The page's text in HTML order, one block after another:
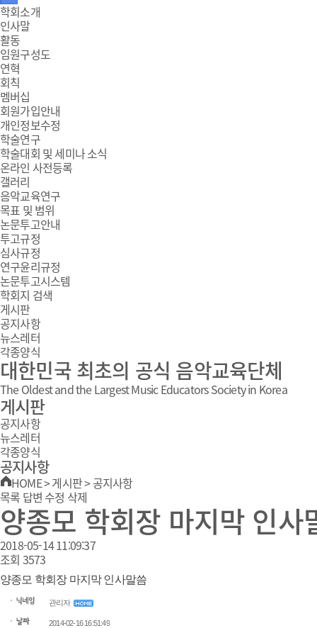
주
메
뉴
학회소개
인사말
활동
임원구성도
연혁
회칙
멤버십
회원가입안내
개인정보수정
학술연구
학술대회 및 세미나 소식
온라인 사전등록
갤러리
음악교육연구
목표 및 범위
논문투고안내
투고규정
심사규정
연구윤리규정
논문투고시스템
학회지 검색
게시판
공지사항
뉴스레터
각종양식
대한민국 최초의 공식 음악교육단체
The Oldest and the Largest Music Educators Society in Korea
게시판
공지사항
뉴스레터
각종양식
공지사항
HOME>게시판>공지사항
목록 답변 수정 삭제
양종모 학회장 마지막 인사
2018-05-14 11:09:37
조회 3573
양종모 학회장 마지막 인사말씀
관리자
2014-02-16 16:51:49